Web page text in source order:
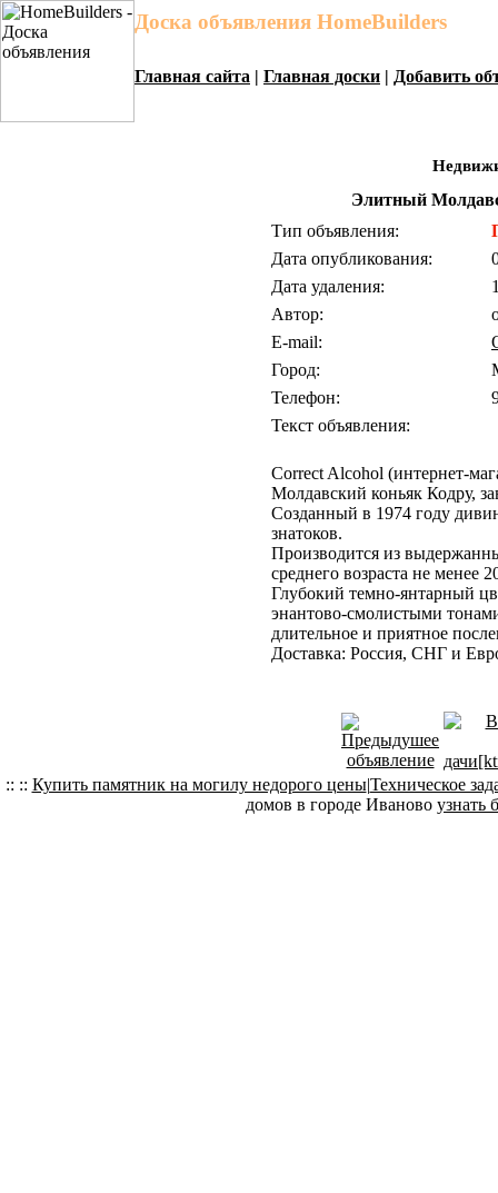
Доска объявления HomeBuilders
Главная сайта | Главная доски | Добавить
Элитный
Тип объявления:
Дата опубликования:
Дата удаления:
Автор:
E-mail:
Город:
Телефон:
Текст объявления:
Correct Alcohol (интернет-
Молдавский коньяк Кодру,
Созданный в 1974 году
знатоков.
Производится из
среднего возраста не менее
Глубокий темно-янтарный
энантово-смолистыми
длительное и приятное
Доставка: Россия, СНГ и
:: :: Купить памятник на могилу недорого цены|Техническое
домов в городе Иваново узнать